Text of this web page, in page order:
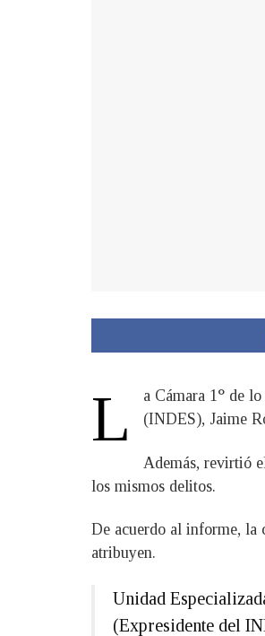
L
a Cámara 1° de
(INDES), Jaime
Además, revirtió
los mismos delitos.
De acuerdo al informe, la
atribuyen.
Unidad
(Expresidente del